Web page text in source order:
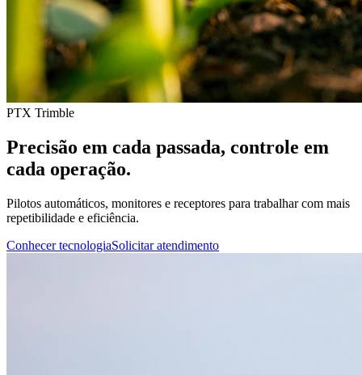
PTX Trimble
Precisão em cada passada, controle em
cada operação.
Pilotos automáticos, monitores e receptores para trabalhar com mais
repetibilidade e eficiência.
Conhecer tecnologiaSolicitar atendimento